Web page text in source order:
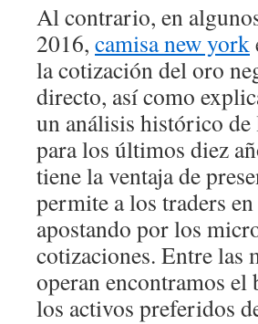
Al contrario, en
2016, camisa new york
la cotización del oro
directo, así como
un análisis histórico
para los últimos diez
tiene la ventaja de
permite a los traders
apostando por los
cotizaciones. Entre las
operan encontramos
los activos preferidos